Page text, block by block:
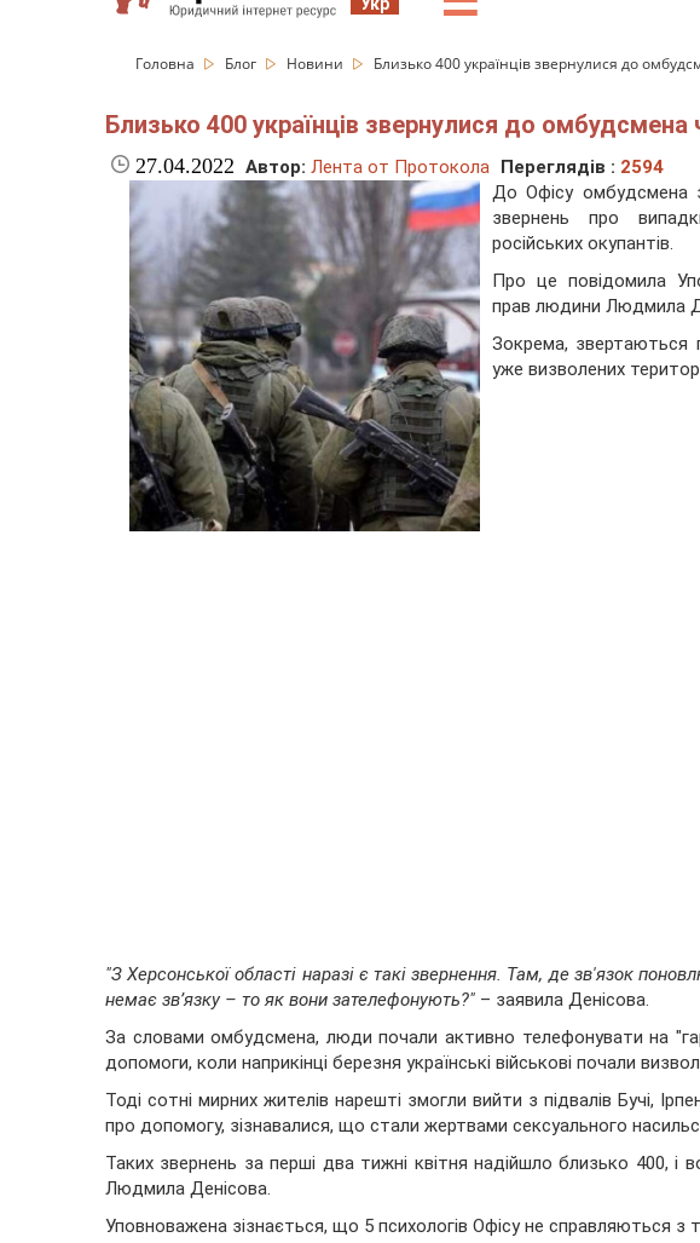
Головна Блог Новини Близько 400 українців звернулися до
Близько 400 українців звернулися до
27.04.2022 Автор: Лента от Протокола Переглядів : 2594
До Офісу омбудсмена
звернень про
російських окупантів.
Про це повідомила
прав людини Людмила
Зокрема, звертаються
уже визволених
"З Херсонської області наразі є такі звернення. Там, де зв'язок
немає зв’язку – то як вони зателефонують?" – заявила Денісова.
За словами омбудсмена, люди почали активно телефонувати на
допомоги, коли наприкінці березня українські військові почали
Тоді сотні мирних жителів нарешті змогли вийти з підвалів Бучі,
про допомогу, зізнавалися, що стали жертвами сексуального
Таких звернень за перші два тижні квітня надійшло близько 400,
Людмила Денісова.
Уповноважена зізнається, що 5 психологів Офісу не справляються з